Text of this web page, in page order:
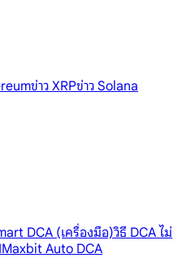
ข่าว XRPข่าว Solana
DCA (เครื่องมือ)วิธี DCA ไม่
Maxbit Auto DCA